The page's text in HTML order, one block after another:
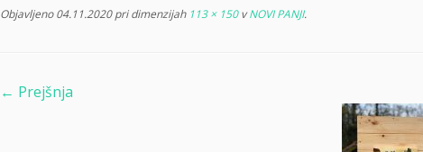
Objavljeno 04.11.2020pri dimenzijah113 × 150vNOVI PANJI.
← Prejšnja